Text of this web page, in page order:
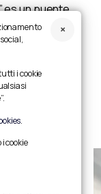
es un puente
que
con la
de
existente
de losa
i cookie
.
cookie